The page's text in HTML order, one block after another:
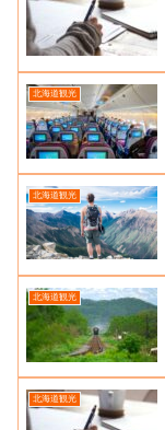
北海道観光
北海道観光
北海道観光
北海道観光